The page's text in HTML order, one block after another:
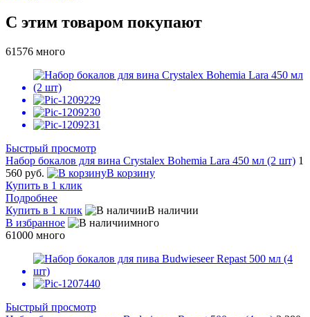
С этим товаром покупают
61576 много
Быстрый просмотр
Набор бокалов для вина Crystalex Bohemia Lara 450 мл (2 шт) 1
560 руб.
В корзину
Купить в 1 клик
Подробнее
Купить в 1 клик
В наличии
В избранное
много
61000 много
Быстрый просмотр